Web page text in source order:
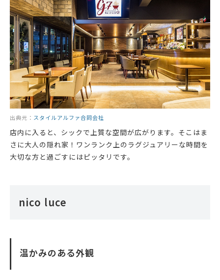
出典元： スタイルアルファ合同会社
店内に入ると、シックで上質な空間が広がります。そこはま
さに大人の隠れ家！ワンランク上のラグジュアリーな時間を
大切な方と過ごすにはピッタリです。
nico luce
温かみのある外観